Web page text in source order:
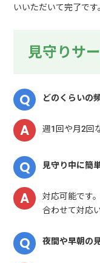
いいただいて完了です。
見守りサ
どのくらいの
週1回や月2回
見守り中に簡
対応可能です
合わせて対応
夜間や早朝の